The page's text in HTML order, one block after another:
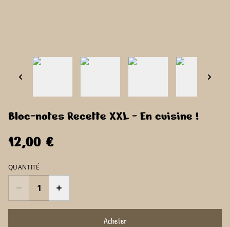
Bloc-notes Recette XXL - En cuisine !
12,00 €
QUANTITÉ
Acheter